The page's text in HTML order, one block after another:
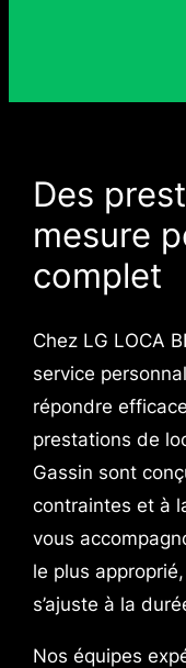
Des
mesure
complet
Chez LG LOCA
service
répondre
prestations de
Gassin sont
contraintes et à
vous
le plus
s’ajuste à la
Nos équipes